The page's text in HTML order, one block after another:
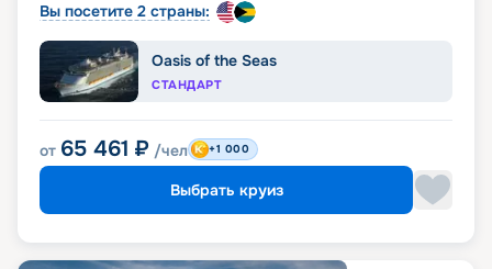
Вы посетите 2 страны:
Oasis of the Seas
СТАНДАРТ
от 65 461 ₽ /чел +1 000
Выбрать круиз